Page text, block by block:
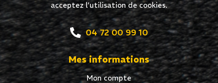
acceptez l’utilisation de cookies.
04 72 00 99 10
Mes informations
Mon compte